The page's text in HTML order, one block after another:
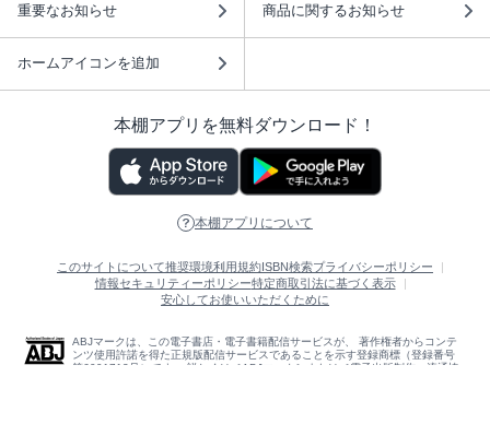
重要なお知らせ 商品に関するお知らせ
ホームアイコンを追加
本棚アプリを無料ダウンロード！
本棚アプリについて
このサイトについて推奨環境利用規約ISBN検索プライバシーポリシー
情報セキュリティーポリシー特定商取引法に基づく表示
安心してお使いいただくために
ABJマークは、この電子書店・電子書籍配信サービスが、 著作権者からコンテ
ンツ使用許諾を得た正規版配信サービスであることを示す登録商標（登録番号
第6091713号）です。 詳しくは［ABJマーク］または［電子出版制作・流通協